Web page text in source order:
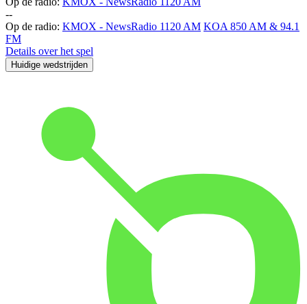
--
Op de radio: KMOX - NewsRadio 1120 AM KOA 850 AM & 94.1
FM
Details over het spel
Huidige wedstrijden